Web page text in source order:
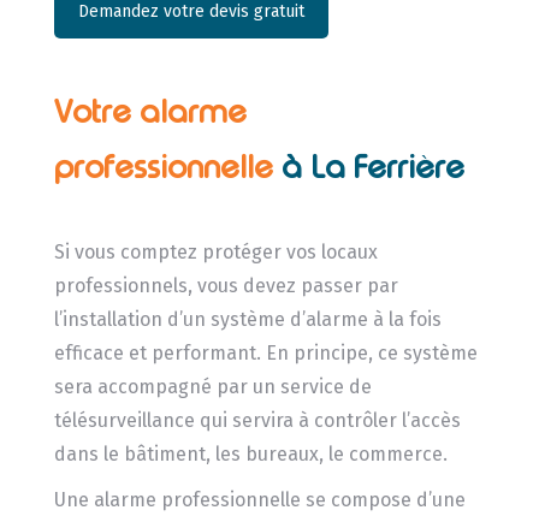
Demandez votre devis gratuit
Votre alarme
professionnelleà La Ferrière
Si vous comptez protéger vos locaux
professionnels, vous devez passer par
l’installation d’un système d’alarme à la fois
efficace et performant. En principe, ce système
sera accompagné par un service de
télésurveillance qui servira à contrôler l’accès
dans le bâtiment, les bureaux, le commerce.
Une alarme professionnelle se compose d’une